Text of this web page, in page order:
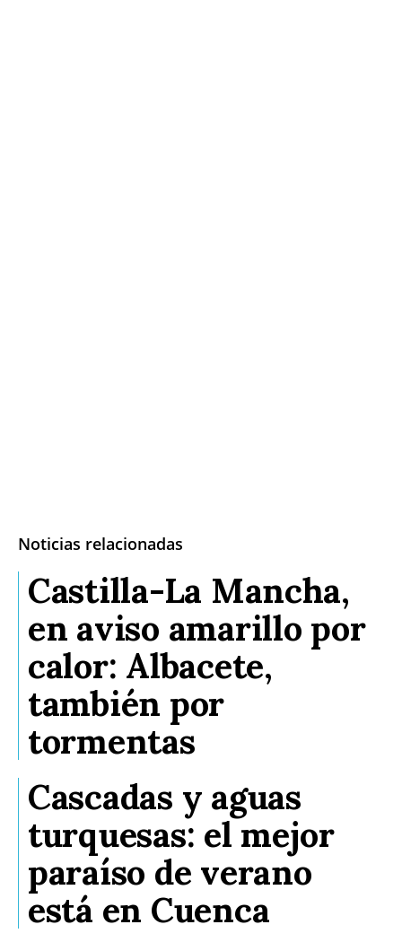
Noticias relacionadas
Castilla-La Mancha,
en aviso amarillo por
calor: Albacete,
también por
tormentas
Cascadas y aguas
turquesas: el mejor
paraíso de verano
está en Cuenca